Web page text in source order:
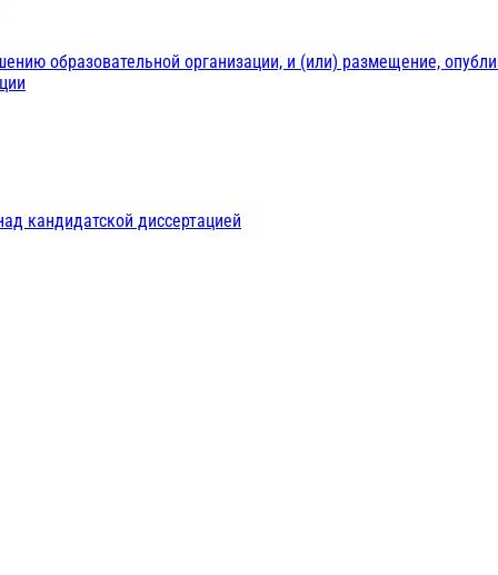
образовательной организации, и (или) размещение,
кандидатской диссертацией